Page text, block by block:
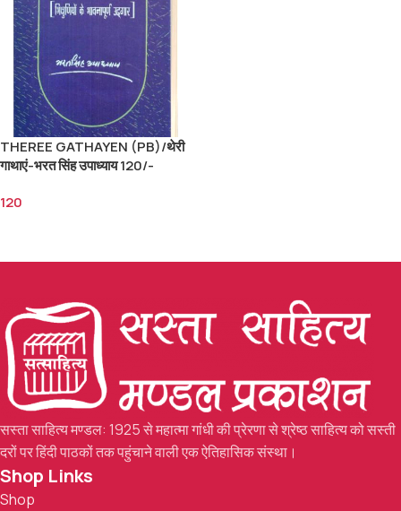
THEREE GATHAYEN (PB)/थेरी
गाथाएं-भरत सिंह उपाध्याय 120/-
120
सस्ता साहित्य मण्डल: 1925 से महात्मा गांधी की प्रेरणा से श्रेष्ठ साहित्य को सस्ती
दरों पर हिंदी पाठकों तक पहुंचाने वाली एक ऐतिहासिक संस्था।
Shop Links
Shop